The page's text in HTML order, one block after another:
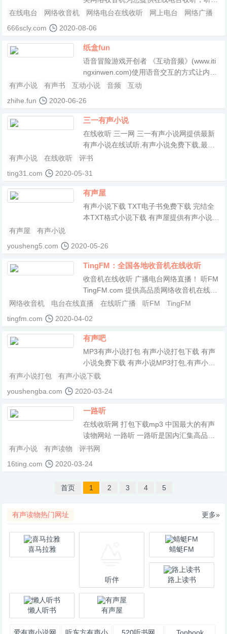
播听新闻听音乐听书听小说听戏听相声尽在
泉州网,佛山电台,湖南电台,深圳电台,江苏电
台, wwe美国职业摔角,都市110,财经927,以
等诸多频道任您选择
在线电台 网络收音机 网络电台在线收听 网上电台
网络广播
666scly.com
2020-08-06
纸盒fun
语音冒险游戏开创者 《互动音频》(www.iti
ngxinwen.com)使用语音交互的方式让内容
生动起来，让交互更加自然。这里有互动小
可以学习语言知识。还有生活知识板块，内
容轻松，交互便捷，可以在PC，手机，平
表，智能音箱家具等小屏或者无屏设备上使
用。
有声小说 有声书 互动小说 音频
互动
zhihe.fun
2020-06-26
三一有声小说
在线收听 三一网 三一有声小说网提供最新
有声小说在线试听,有声小说免费下载,最新
有声读物免费下载,评书在线收听,相声在线
有声小说 在线收听
评书
ting31.com
2020-05-31
有声屋
有声小说下载 TXT电子书免费下载 完结全
本TXT格式小说下载 有声屋提供有声小说下
屋！
有声屋
有声小说
yousheng5.com
2020-05-26
TingFM：全国各地收音机在线收听
收音机在线收听 广播电台网络直播！ 听FM
TingFM.com 提供高品质网络收音机在线收
听服务，无软件安装实现网页在线收听，手
主流电台流媒体播放地址，方便广大广播爱
好者随时随地利用网络收听喜爱的广播电
网络收音机 电台在线直播 在线听广播 听FM
TingFM
tingfm.com
2020-04-02
有声吧
MP3有声小说打包 有声小说打包下载 有声
小说免费下载 有声小说MP3打包,有声小说
打包下载,有声小说免费下载,有声小说迅雷
有声小说打包
有声小说下载
youshengba.com
2020-03-24
一路听
在线收听网 打包下载mp3 中国最大的有声
读物网站 一路听 一路听是国内汇集高品质
有声小说、有声读物最多的资源网站,让有
也可以随时分享作品,发出自己的声音!
有声小说 有声读物
评书网
16ting.com
2020-03-24
首页 1 2 3 4 5
有声读物热门网址 更多»
喜马拉雅
听伴
蜻蜓FM
路上读书
懒人听书 有声屋